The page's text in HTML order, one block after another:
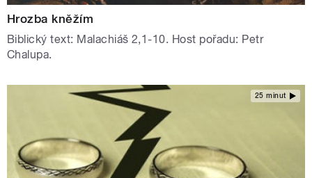
Hrozba kněžím
Biblický text: Malachiáš 2,1-10. Host pořadu: Petr
Chalupa.
25 minut